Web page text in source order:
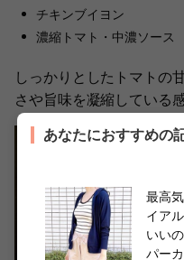
チキンブイヨン
濃縮トマト・中濃ソース
しっかりとしたトマトの
さや旨味を凝縮している感
あなたにおすすめの
最高
イア
いい
パー